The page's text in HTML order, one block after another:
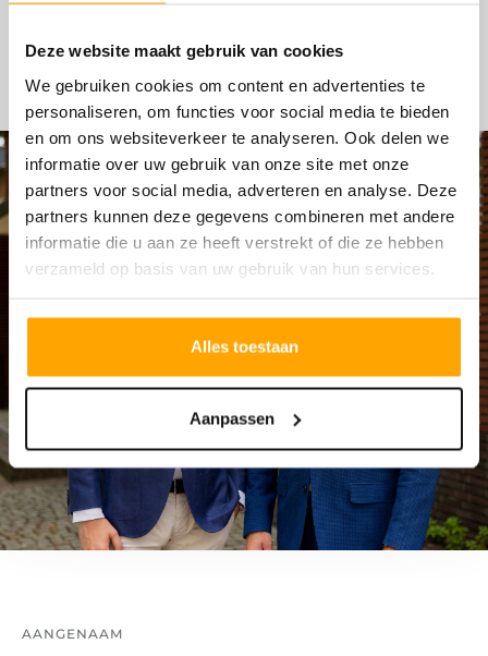
Deze website maakt gebruik van cookies
We gebruiken cookies om content en advertenties te
personaliseren, om functies voor social media te bieden
en om ons websiteverkeer te analyseren. Ook delen we
informatie over uw gebruik van onze site met onze
partners voor social media, adverteren en analyse. Deze
partners kunnen deze gegevens combineren met andere
informatie die u aan ze heeft verstrekt of die ze hebben
verzameld op basis van uw gebruik van hun services.
Alles toestaan
Aanpassen
AANGENAAM